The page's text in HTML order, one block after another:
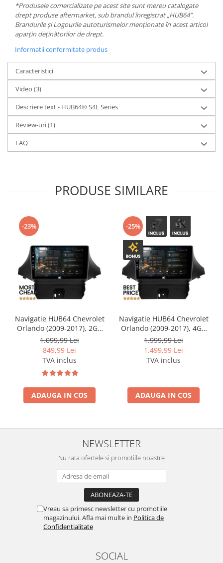
*Produsele comercializate pe acest site sunt mereu catalogate
drept produse aftermarket, sub brandul înregistrat „HUB64”.
Brandurile și Logourile autoturismelor menționate în acest articol
aparțin deținătorilor de drept.
Informatii conformitate produs
Caracteristici
Video (3)
Descriere text - HUB64® S4L Series
Review-uri(1)
FAQ
PRODUSE SIMILARE
-23%
Navigatie HUB64 Chevrolet
Orlando (2009-2017), 2GB
RAM, Android, GPS, Wi-FI,
Carplay, Android Auto, USB,
Bluetooth, Radio, Waze,
Touchscreen, 9 inch
1.099,99 Lei
849,99 Lei
TVA inclus
ADAUGA IN COS
-25%
Navigatie HUB64 Chevrolet
Orlando (2009-2017), 4GB
RAM, Android, Octacore,
Slot Sim 4G, DSP, GPS, Wi-FI,
Carplay, Android Auto, USB,
Bluetooth, Waze,
1.999,99 Lei
1.499,99 Lei
TVA inclus
ADAUGA IN COS
NEWSLETTER
Nu rata ofertele si promotiile noastre
Vreau sa primesc newsletter cu promotiile
magazinului. Afla mai multe in Politica de
Confidentialitate
SOCIAL